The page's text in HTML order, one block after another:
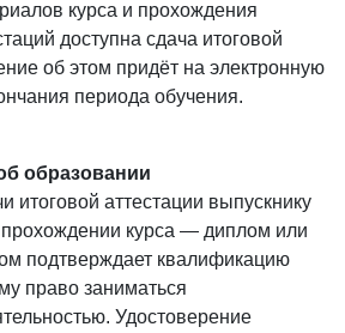
курса и прохождения
доступна сдача итоговой
об этом придёт на электронную
периода обучения.
образовании
итоговой аттестации выпускнику
курса — диплом или
подтверждает квалификацию
право заниматься
Удостоверение